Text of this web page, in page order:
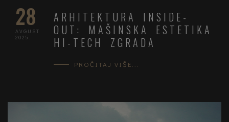
28
AVGUST
2025.
ARHITEKTURA INSIDE-
OUT: MAŠINSKA ESTETIKA
HI-TECH ZGRADA
PROČITAJ VIŠE...